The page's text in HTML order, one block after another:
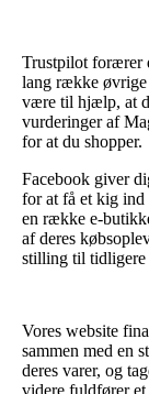
Trustpilot forærer
lang række øvrige
være til hjælp, at
vurderinger af
for at du shopper.
Facebook giver
for at få et kig ind
en række e-
af deres
stilling til tidligere
Vores website
sammen med en
deres varer, og
videre fuldfører et